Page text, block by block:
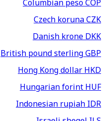
Czech korunaCZK
Danish kroneDKK
British pound sterlingGBP
Hong Kong dollarHKD
Hungarian forintHUF
Indonesian rupiahIDR